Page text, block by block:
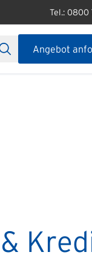
Tel.: 0800
Angebot